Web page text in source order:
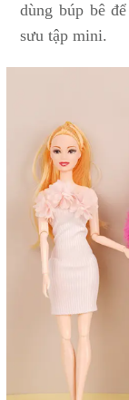
dùng búp bê
sưu tập mini.